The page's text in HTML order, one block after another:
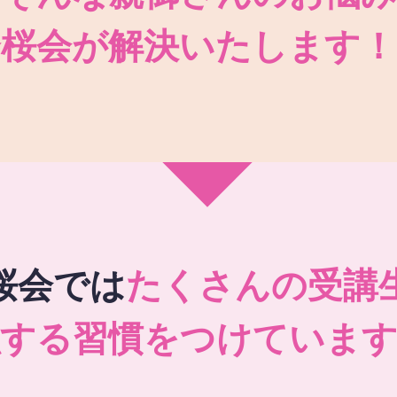
会が解決いたします！
会ではたくさんの受講
る習慣をつけています